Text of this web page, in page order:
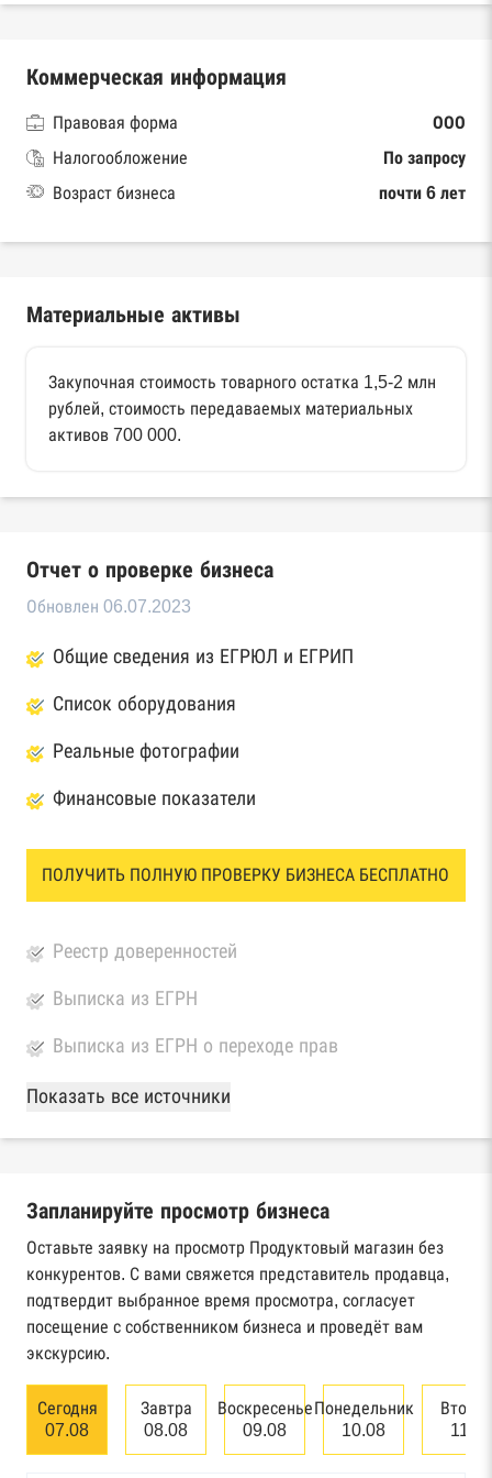
Коммерческая информация
Правовая форма
ООО
Налогообложение
По запросу
Возраст бизнеса
почти 6 лет
Материальные активы
Закупочная стоимость товарного остатка 1,5-2 млн
рублей, стоимость передаваемых материальных
активов 700 000.
Отчет о проверке бизнеса
Обновлен 06.07.2023
Общие сведения из ЕГРЮЛ и ЕГРИП
Список оборудования
Реальные фотографии
Финансовые показатели
ПОЛУЧИТЬ ПОЛНУЮ ПРОВЕРКУ БИЗНЕСА БЕСПЛАТНО
Реестр доверенностей
Выписка из ЕГРН
Выписка из ЕГРН о переходе прав
База Росстата
Реестры ЕГРЮЛ и ЕГРИП Федеральной
Реестр государственных контрактов
Федерального казначейства
Картотека арбитражных дел Высшего
арбитражного суда
Единый федеральный реестр сведений о
банкротстве юридических лиц
Показать все источники
Запланируйте просмотр бизнеса
Оставьте заявку на просмотр Продуктовый магазин без
конкурентов. С вами свяжется представитель продавца,
подтвердит выбранное время просмотра, согласует
посещение с собственником бизнеса и проведёт вам
экскурсию.
Сегодня
07.08
Завтра
08.08
Воскресенье
09.08
Понедельник
10.08
11.08